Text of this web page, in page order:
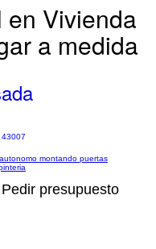
en Vivienda
a medida
43007
montando puertas
Pedir presupuesto